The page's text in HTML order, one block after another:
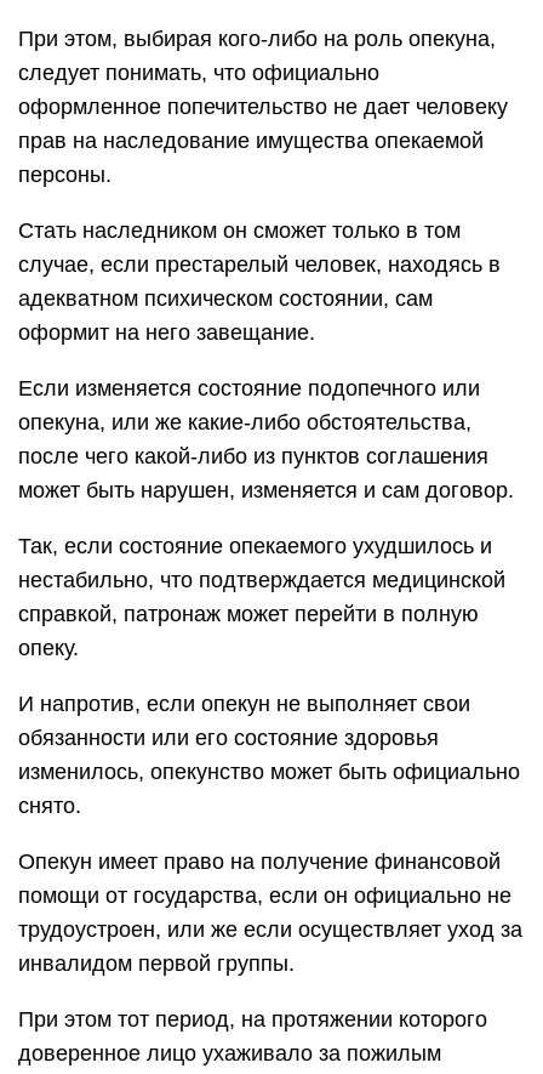
При этом, выбирая кого-либо на роль опекуна,
следует понимать, что официально
оформленное попечительство не дает человеку
прав на наследование имущества опекаемой
персоны.
Стать наследником он сможет только в том
случае, если престарелый человек, находясь в
адекватном психическом состоянии, сам
оформит на него завещание.
Если изменяется состояние подопечного или
опекуна, или же какие-либо обстоятельства,
после чего какой-либо из пунктов соглашения
может быть нарушен, изменяется и сам договор.
Так, если состояние опекаемого ухудшилось и
нестабильно, что подтверждается медицинской
справкой, патронаж может перейти в полную
опеку.
И напротив, если опекун не выполняет свои
обязанности или его состояние здоровья
изменилось, опекунство может быть официально
снято.
Опекун имеет право на получение финансовой
помощи от государства, если он официально не
трудоустроен, или же если осуществляет уход за
инвалидом первой группы.
При этом тот период, на протяжении которого
доверенное лицо ухаживало за пожилым